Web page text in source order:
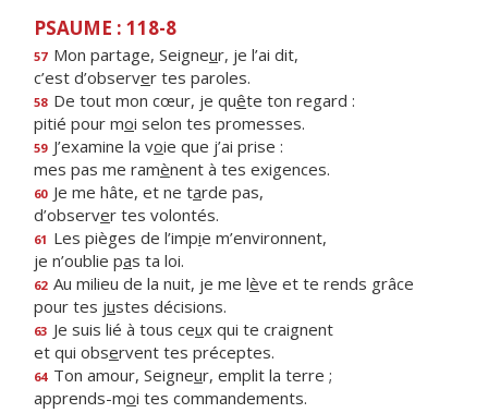
PSAUME : 118-8
57 Mon partage, Seigneur, je l’ai dit,
c’est d’observer tes paroles.
58 De tout mon cœur, je quête ton regard :
pitié pour moi selon tes promesses.
59 J’examine la voie que j’ai prise :
mes pas me ramènent à tes exigences.
60 Je me hâte, et ne tarde pas,
d’observer tes volontés.
61 Les pièges de l’impie m’environnent,
je n’oublie pas ta loi.
62 Au milieu de la nuit, je me lève et te rends grâce
pour tes justes décisions.
63 Je suis lié à tous ceux qui te craignent
et qui observent tes préceptes.
64 Ton amour, Seigneur, emplit la terre ;
apprends-moi tes commandements.